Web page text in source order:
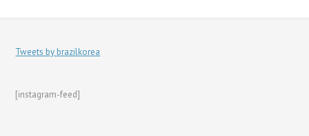
Tweets by brazilkorea
[instagram-feed]